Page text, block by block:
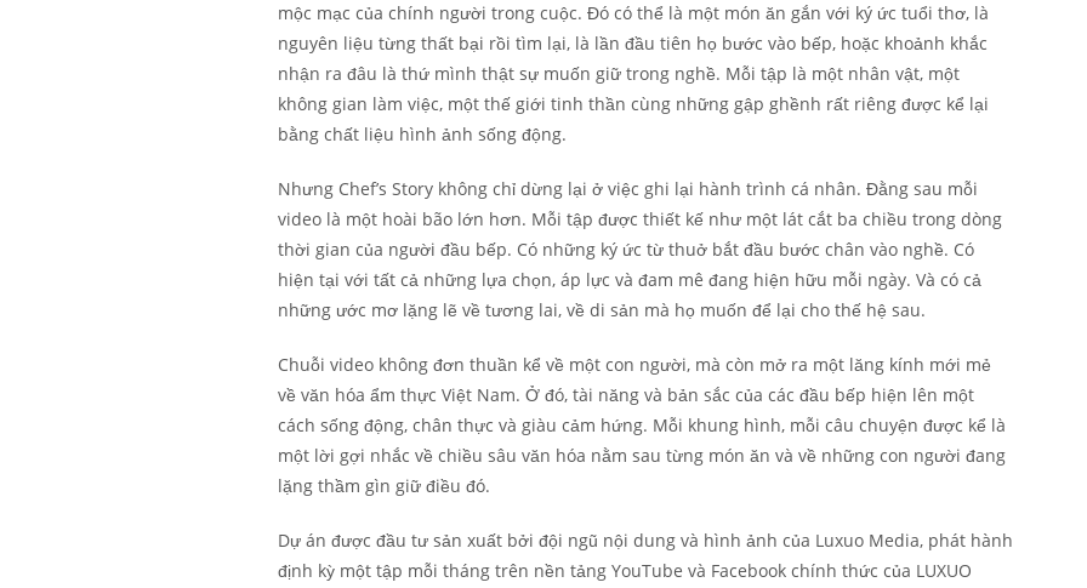
mộc mạc của chính người trong cuộc. Đó có thể là một món ăn gắn với ký ức tuổi thơ, là
nguyên liệu từng thất bại rồi tìm lại, là lần đầu tiên họ bước vào bếp, hoặc khoảnh khắc
nhận ra đâu là thứ mình thật sự muốn giữ trong nghề. Mỗi tập là một nhân vật, một
không gian làm việc, một thế giới tinh thần cùng những gập ghềnh rất riêng được kể lại
bằng chất liệu hình ảnh sống động.
Nhưng Chef’s Story không chỉ dừng lại ở việc ghi lại hành trình cá nhân. Đằng sau mỗi
video là một hoài bão lớn hơn. Mỗi tập được thiết kế như một lát cắt ba chiều trong dòng
thời gian của người đầu bếp. Có những ký ức từ thuở bắt đầu bước chân vào nghề. Có
hiện tại với tất cả những lựa chọn, áp lực và đam mê đang hiện hữu mỗi ngày. Và có cả
những ước mơ lặng lẽ về tương lai, về di sản mà họ muốn để lại cho thế hệ sau.
Chuỗi video không đơn thuần kể về một con người, mà còn mở ra một lăng kính mới mẻ
về văn hóa ẩm thực Việt Nam. Ở đó, tài năng và bản sắc của các đầu bếp hiện lên một
cách sống động, chân thực và giàu cảm hứng. Mỗi khung hình, mỗi câu chuyện được kể là
một lời gợi nhắc về chiều sâu văn hóa nằm sau từng món ăn và về những con người đang
lặng thầm gìn giữ điều đó.
Dự án được đầu tư sản xuất bởi đội ngũ nội dung và hình ảnh của Luxuo Media, phát hành
định kỳ một tập mỗi tháng trên nền tảng YouTube và Facebook chính thức của LUXUO